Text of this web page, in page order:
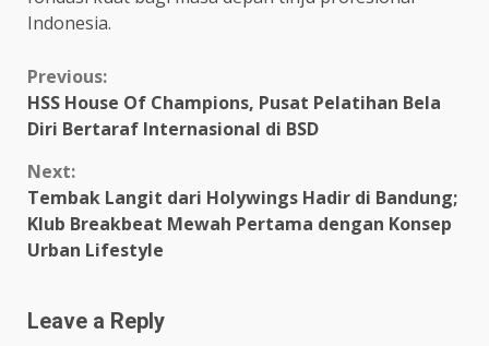
Indonesia.
Continue
Reading
Previous:
HSS House Of Champions, Pusat Pelatihan Bela
Diri Bertaraf Internasional di BSD
Next:
Tembak Langit dari Holywings Hadir di Bandung;
Klub Breakbeat Mewah Pertama dengan Konsep
Urban Lifestyle
Leave a Reply